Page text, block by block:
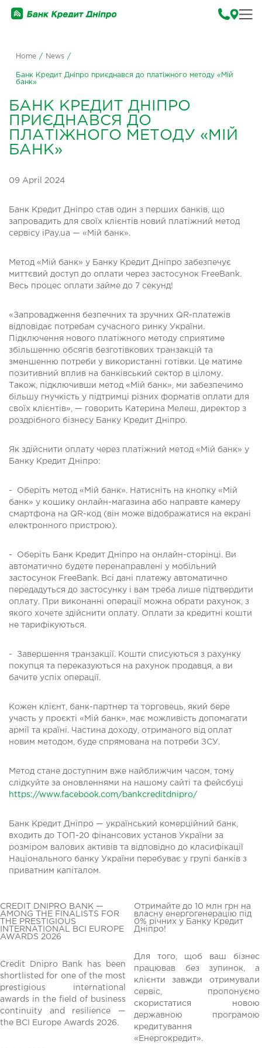
Home / News /
Банк Кредит Дніпро приєднався до платіжного методу «Мій
банк»
БАНК КРЕДИТ ДНІПРО
ПРИЄДНАВСЯ ДО
ПЛАТІЖНОГО МЕТОДУ «МІЙ
БАНК»
09 April 2024
Банк Кредит Дніпро став один з перших банків, що
запровадить для своїх клієнтів новий платіжний метод
сервісу iPay.ua — «Мій банк».
Метод «Мій банк» у Банку Кредит Дніпро забезпечує
миттєвий доступ до оплати через застосунок FreeBank.
Весь процес оплати займе до 7 секунд!
«Запровадження безпечних та зручних QR-платежів
відповідає потребам сучасного ринку України.
Підключення нового платіжного методу сприятиме
збільшенню обсягів безготівкових транзакцій та
зменшенню потреби у використанні готівки. Це матиме
позитивний вплив на банківський сектор в цілому.
Також, підключивши метод «Мій банк», ми забезпечимо
більшу гнучкість у підтримці різних форматів оплати для
своїх клієнтів», — говорить Катерина Мелеш, директор з
роздрібного бізнесу Банку Кредит Дніпро.
Як здійснити оплату через платіжний метод «Мій банк» у
Банку Кредит Дніпро:
- Оберіть метод «Мій банк». Натисніть на кнопку «Мій
банк» у кошику онлайн-магазина або направте камеру
смартфона на QR-код (він може відображатися на екрані
електронного пристрою).
- Оберіть Банк Кредит Дніпро на онлайн-сторінці. Ви
автоматично будете перенаправлені у мобільний
застосунок FreeBank. Всі дані платежу автоматично
передадуться до застосунку і вам треба лише підтвердити
оплату. При виконанні операції можна обрати рахунок, з
якого хочете здійснити оплату. Оплати за кредитні кошти
не тарифікуються.
- Завершення транзакції. Кошти списуються з рахунку
покупця та переказуються на рахунок продавця, а ви
бачите успіх операції.
Кожен клієнт, банк-партнер та торговець, який бере
участь у проєкті «Мій банк», має можливість допомагати
армії та країні. Частина доходу, отриманого від оплат
новим методом, буде спрямована на потреби ЗСУ.
Метод стане доступним вже найближчим часом, тому
слідкуйте за оновленнями на нашому сайті та фейсбуці
https://www.facebook.com/bankcreditdnipro/
Банк Кредит Дніпро — український комерційний банк,
входить до ТОП-20 фінансових установ України за
розміром валових активів та відповідно до класифікації
Національного банку України перебуває у групі банків з
приватним капіталом.
CREDIT DNIPRO BANK —
AMONG THE FINALISTS FOR
THE PRESTIGIOUS
INTERNATIONAL BCI EUROPE
AWARDS 2026
Credit Dnipro Bank has been
shortlisted for one of the most
prestigious international
awards in the field of business
continuity and resilience —
the BCI Europe Awards 2026.
Отримайте до 10 млн грн на
власну енергогенерацію під
0% річних у Банку Кредит
Дніпро!
Для того, щоб ваш бізнес
працював без зупинок, а
клієнти завжди отримували
сервіс, пропонуємо
скористатися новою
державною програмою
кредитування
«Енергокредит».